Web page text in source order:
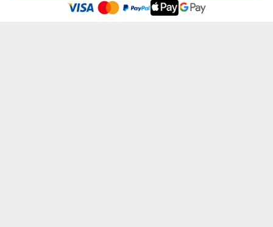
Adatvédelmi Szabályzatban olvashatsz.. Elfogadom